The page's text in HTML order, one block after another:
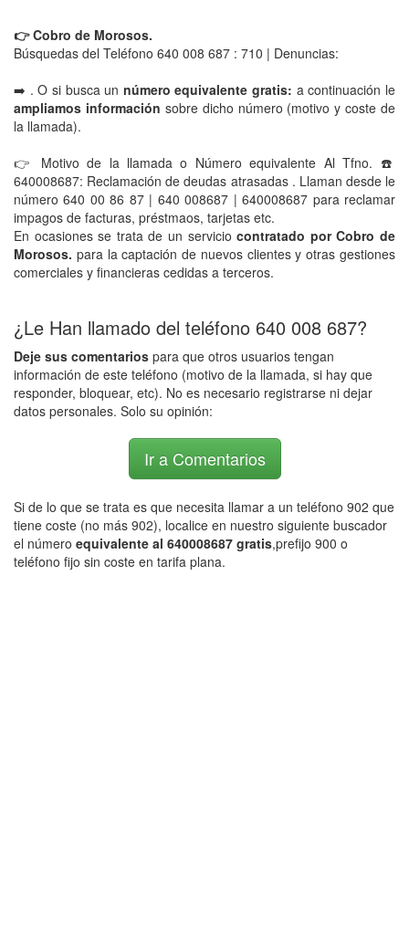
👉 Cobro de Morosos.
Búsquedas del Teléfono 640 008 687 : 710 | Denuncias:
➡️ . O si busca un número equivalente gratis: a continuación le
ampliamos información sobre dicho número (motivo y coste de
la llamada).
👉 Motivo de la llamada o Número equivalente Al Tfno. ☎️
640008687: Reclamación de deudas atrasadas . Llaman desde le
número 640 00 86 87 | 640 008687 | 640008687 para reclamar
impagos de facturas, préstmaos, tarjetas etc.
En ocasiones se trata de un serviciocontratado por Cobro de
Morosos. para la captación de nuevos clientes y otras gestiones
comerciales y financieras cedidas a terceros.
¿Le Han llamado del teléfono 640 008 687?
Deje sus comentarios para que otros usuarios tengan
información de este teléfono (motivo de la llamada, si hay que
responder, bloquear, etc). No es necesario registrarse ni dejar
datos personales. Solo su opinión:
Ir a Comentarios
Si de lo que se trata es que necesita llamar a un teléfono 902 que
tiene coste (no más 902), localice en nuestro siguiente buscador
el número equivalente al 640008687 gratis,prefijo 900 o
teléfono fijo sin coste en tarifa plana.